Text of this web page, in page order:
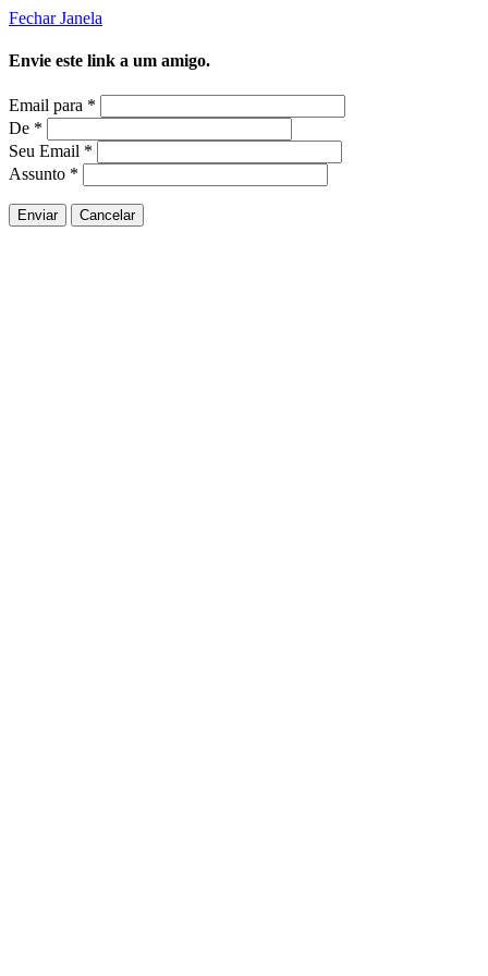
Fechar Janela
Envie este link a um amigo.
Email para *
De *
Seu Email *
Assunto *
Enviar Cancelar